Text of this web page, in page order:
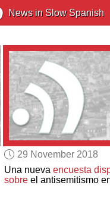
News in Slow Spanish
29 November 2018
Una nueva encuesta
sobreel antisemitismo